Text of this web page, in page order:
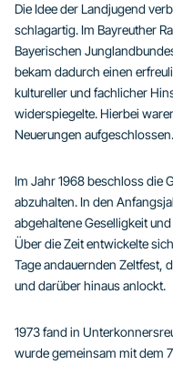
Die Idee der Landjugend
schlagartig. Im Bayreuther
Bayerischen
bekam dadurch einen
kultureller und fachlicher
widerspiegelte. Hierbei
Neuerungen aufgeschlossen.
Im Jahr 1968 beschloss die
abzuhalten. In den
abgehaltene Geselligkeit
Über die Zeit entwickelte
Tage andauernden Zeltfest,
und darüber hinaus anlockt.
1973 fand in
wurde gemeinsam mit dem